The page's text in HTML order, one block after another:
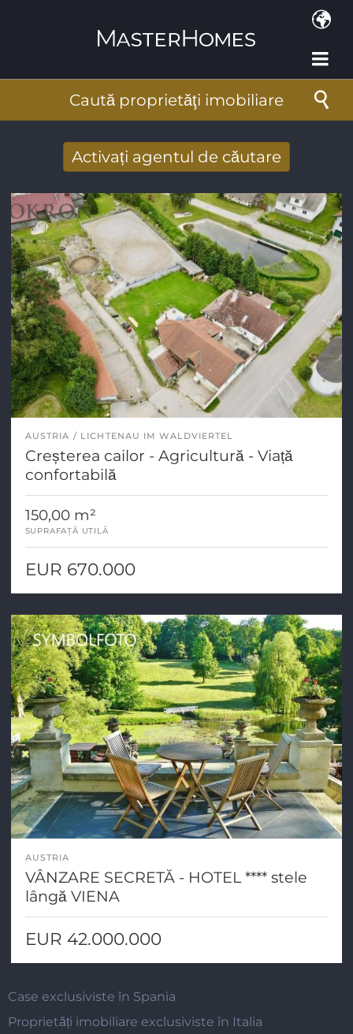
Caută proprietăţi imobiliare
Activați agentul de căutare
Adresa de e-mail*
AUSTRIA LICHTENAU IM WALDVIERTEL
Creșterea cailor - Agricultură - Viață
confortabilă
150,00 m²
SUPRAFAȚĂ UTILĂ
EUR 670.000
AUSTRIA
VÂNZARE SECRETĂ - HOTEL **** stele
lângă VIENA
EUR 42.000.000
Case exclusiviste în Spania
Proprietăți imobiliare exclusiviste în Italia